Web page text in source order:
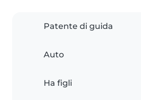
Patente di guida
Auto
Ha figli